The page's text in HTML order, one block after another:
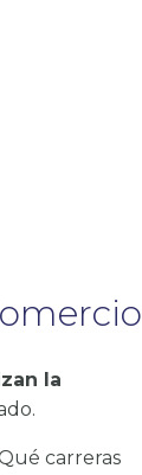
la
carreras